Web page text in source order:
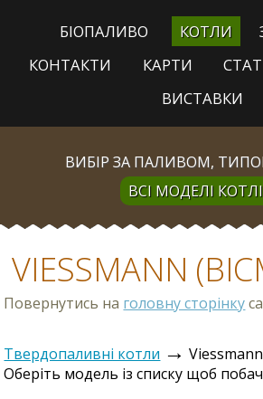
БІОПАЛИВО КОТЛИ
КОНТАКТИ
КАРТИ
ВИСТАВКИ
ВИБІР ЗА ПАЛИВОМ,
ВСІ МОДЕЛІ
VIESSMANN
Повернутись на головну сторінку
Твердопаливні котли →
Оберіть модель із списку щоб